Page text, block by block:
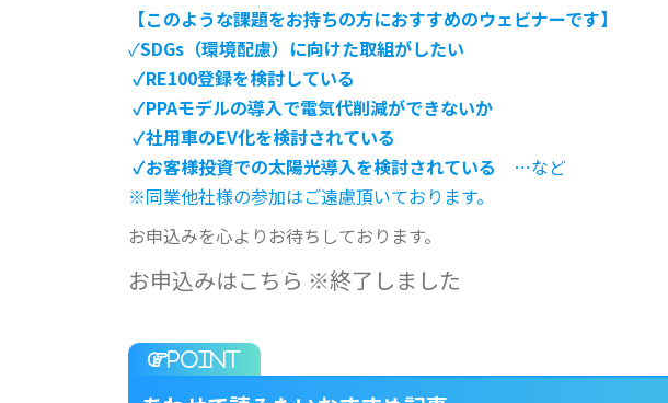
【このような課題をお持ちの方におすすめのウェビナーです】
✓SDGs（環境配慮）に向けた取組がしたい
✓RE100登録を検討している
✓PPAモデルの導入で電気代削減ができないか
✓社用車のEV化を検討されている
✓お客様投資での太陽光導入を検討されている …など
※同業他社様の参加はご遠慮頂いております。
お申込みを心よりお待ちしております。
お申込みはこちら ※終了しました